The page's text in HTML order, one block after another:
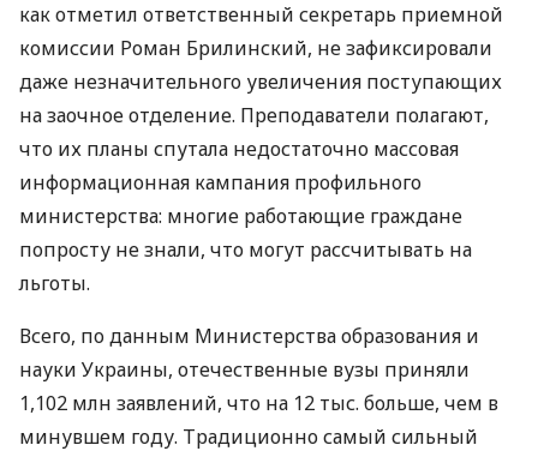
как отметил ответственный секретарь приемной
комиссии Роман Брилинский, не зафиксировали
даже незначительного увеличения поступающих
на заочное отделение. Преподаватели полагают,
что их планы спутала недостаточно массовая
информационная кампания профильного
министерства: многие работающие граждане
попросту не знали, что могут рассчитывать на
льготы.
Всего, по данным Министерства образования и
науки Украины, отечественные вузы приняли
1,102 млн заявлений, что на 12 тыс. больше, чем в
минувшем году. Традиционно самый сильный